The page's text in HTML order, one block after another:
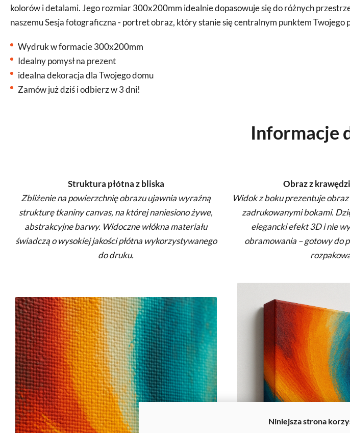
kolorów i detalami. Jego rozmiar 300x200mm idealnie dopasowuje się do różnych
naszemu Sesja fotograficzna - portret obraz, który stanie się centralnym punktem Twojego
Wydruk w formacie 300x200mm
Idealny pomysł na prezent
idealna dekoracja dla Twojego domu
Zamów już dziś i odbierz w 3 dni!
Informacje
Struktura płótna z bliska
Zbliżenie na powierzchnię obrazu ujawnia wyraźną
strukturę tkaniny canvas, na której naniesiono żywe,
abstrakcyjne barwy. Widoczne włókna materiału
świadczą o wysokiej jakości płótna wykorzystywanego
do druku.
Obraz z
Widok z boku prezentuje
zadrukowanymi bokami.
elegancki efekt 3D i nie
obramowania – gotowy do
Niniejsza strona